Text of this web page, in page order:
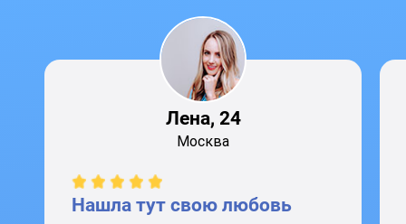
Лена, 24
Москва
Нашла тут свою любовь